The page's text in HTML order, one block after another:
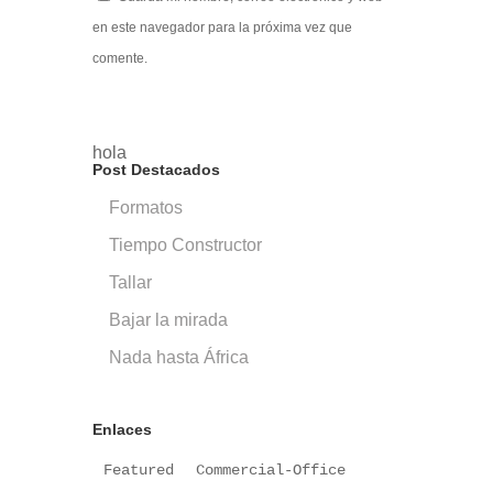
en este navegador para la próxima vez que
comente.
hola
Post Destacados
Formatos
Tiempo Constructor
Tallar
Bajar la mirada
Nada hasta África
Enlaces
Featured Commercial-Office